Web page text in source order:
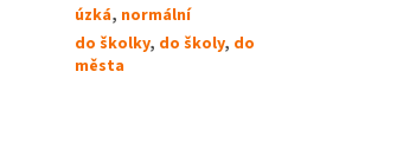
úzká, normální
do školky, do školy, do
města